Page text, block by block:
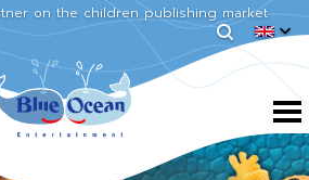
on the children publishing market